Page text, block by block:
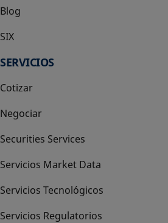
Blog
SIX
se abre en una pestaña nueva
SERVICIOS
Cotizar
Negociar
Securities Services
Servicios Market Data
Servicios Tecnológicos
Servicios Regulatorios